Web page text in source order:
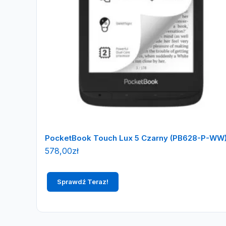
PocketBook Touch Lux 5 Czarny (PB628-P-
578,00zł
Sprawdź Teraz!